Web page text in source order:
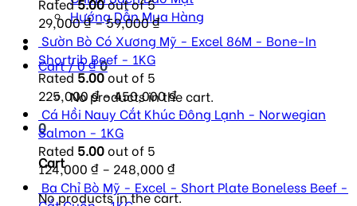
Hướng Dẫn Mua Hàng
Cart /0₫0
No products in the cart.
0
Cart
No products in the cart.
29,000₫–59,000₫
Sườn Bò Có Xương Mỹ - Excel 86M - Bone-In
Shortrib Beef - 1KG
Rated5.00out of 5
225,000₫–450,000₫
Cá Hồi Nauy Cắt Khúc Đông Lạnh - Norwegian
Salmon - 1KG
Rated 5.00out of 5
124,000 ₫ – 248,000 ₫
Ba Chỉ Bò Mỹ - Excel - Short Plate Boneless Beef -